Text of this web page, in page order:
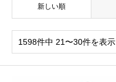
新しい順
1598件中 21〜30件を表示